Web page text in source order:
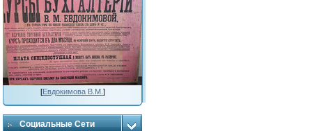
[Евдокимова В.М. ]
Социальные Сети